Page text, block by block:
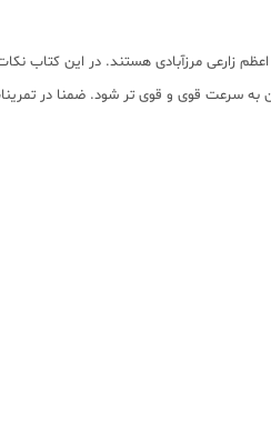
خانم اعظم زارعی مرزآبادی هستند. در این
به سرعت قوی و قوی تر شود. ضمنا در